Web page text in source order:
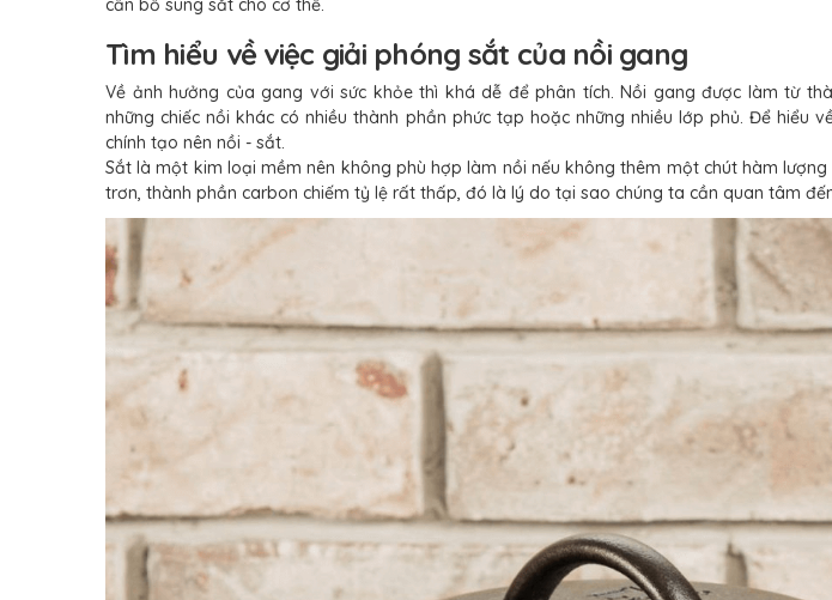
cần bổ sung sắt cho cơ thể.
Tìm hiểu về việc giải phóng sắt của nồi gang
Về ảnh hưởng của gang với sức khỏe thì khá dễ để phân tích. Nồi gang được làm từ
những chiếc nồi khác có nhiều thành phần phức tạp hoặc những nhiều lớp phủ. Để hiểu
chính tạo nên nồi - sắt.
Sắt là một kim loại mềm nên không phù hợp làm nồi nếu không thêm một chút hàm
trơn, thành phần carbon chiếm tỷ lệ rất thấp, đó là lý do tại sao chúng ta cần quan tâm